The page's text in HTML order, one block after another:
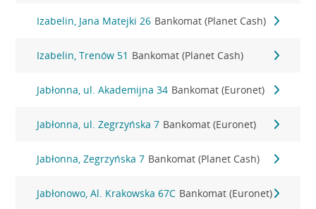
Izabelin, Jana Matejki 26 Bankomat (Planet Cash)
Izabelin, Trenów 51 Bankomat (Planet Cash)
Jabłonna, ul. Akademijna 34 Bankomat (Euronet)
Jabłonna, ul. Zegrzyńska 7 Bankomat (Euronet)
Jabłonna, Zegrzyńska 7 Bankomat (Planet Cash)
Jabłonowo, Al. Krakowska 67C Bankomat (Euronet)